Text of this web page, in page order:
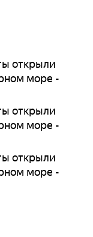
открыли
море -
открыли
море -
открыли
море -